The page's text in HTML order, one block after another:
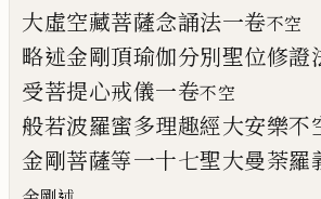
大虛空藏菩薩念誦法一卷不空
略述金剛頂瑜伽分別聖位修證
受菩提心戒儀一卷不空
般若波羅蜜多理趣經大安樂不
金剛菩薩等一十七聖大曼荼羅